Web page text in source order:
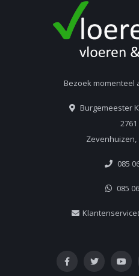
Bezoek momenteel
Burgemeester
2761
085
085